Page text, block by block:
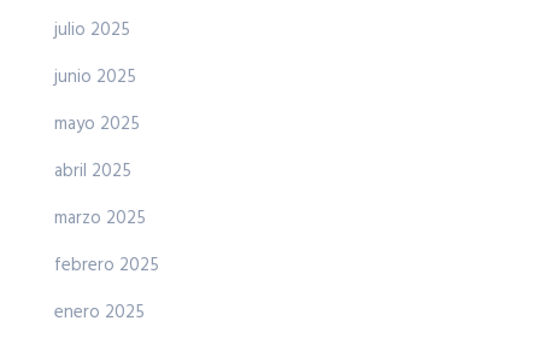
julio 2025
junio 2025
mayo 2025
abril 2025
marzo 2025
febrero 2025
enero 2025